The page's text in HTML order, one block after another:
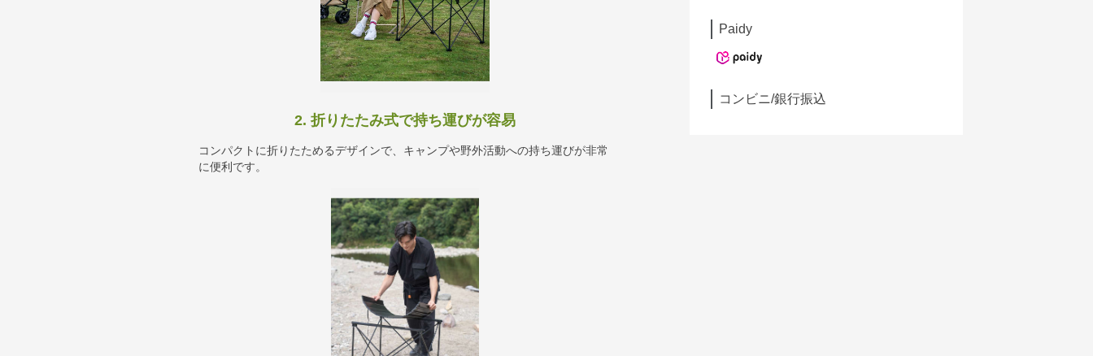
2. 折りたたみ式で持ち運びが容易
コンパクトに折りたためるデザインで、キャンプや野外活動への持ち運びが非常
に便利です。
Paidy
コンビニ/銀行振込